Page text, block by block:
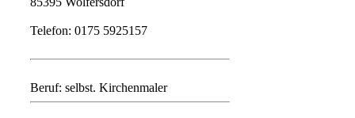
Telefon: 0175 5925157
Beruf: selbst. Kirchenmaler